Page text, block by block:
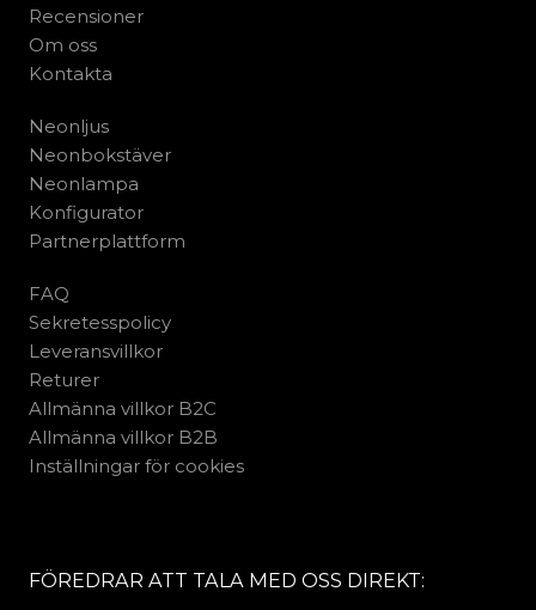
Recensioner
Om oss
Kontakta
Neonljus
Neonbokstäver
Neonlampa
Konfigurator
Partnerplattform
FAQ
Sekretesspolicy
Leveransvillkor
Returer
Allmänna villkor B2C
Allmänna villkor B2B
Inställningar för cookies
FÖREDRAR ATT TALA MED OSS DIREKT: